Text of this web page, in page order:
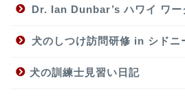
Dr. Ian Dunbar’s ハワイ ワー
犬のしつけ訪問研修 in シドニ
犬の訓練士見習い日記